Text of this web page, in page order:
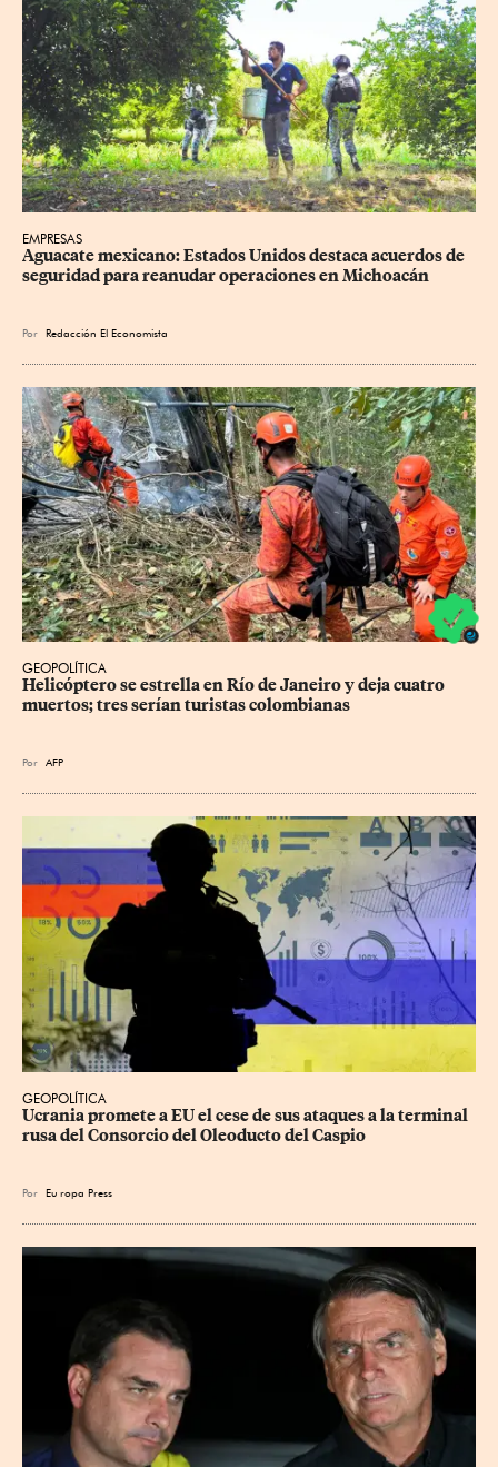
EMPRESAS
Aguacate mexicano: Estados Unidos destaca acuerdos de
seguridad para reanudar operaciones en Michoacán
Por Redacción El Economista
GEOPOLÍTICA
Helicóptero se estrella en Río de Janeiro y deja cuatro
muertos; tres serían turistas colombianas
Por AFP
GEOPOLÍTICA
Ucrania promete a EU el cese de sus ataques a la terminal
rusa del Consorcio del Oleoducto del Caspio
Por Eu ropa Press